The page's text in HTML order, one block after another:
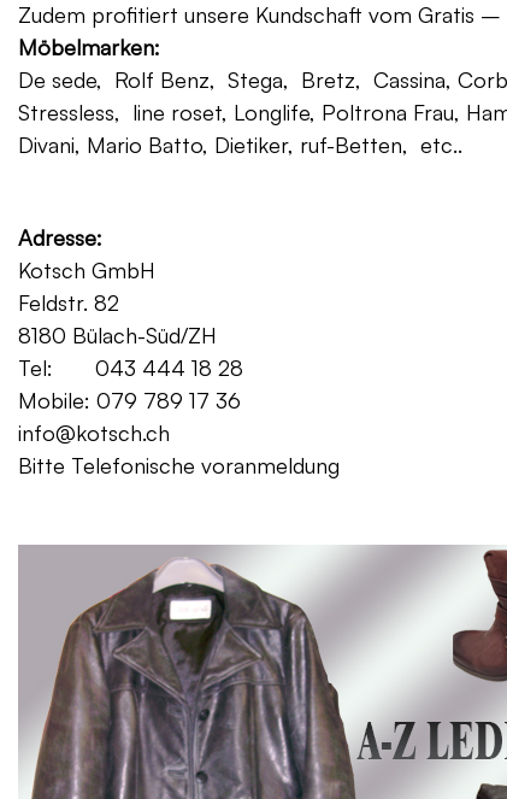
Zudem profitiert unsere Kundschaft vom Gratis
Möbelmarken:
De sede, Rolf Benz, Stega, Bretz, Cassina,
Stressless, line roset, Longlife, Poltrona Frau,
Divani, Mario Batto, Dietiker, ruf-Betten, etc..
Adresse:
Kotsch GmbH Mo. – Fr.
Feldstr. 82 Sa.
8180 Bülach-Süd/
Tel: 043 444 18
Mobile: 079 789 17 36
info@kotsch.ch
Bitte Telefonische voranmeldung
Gratis Lieferung